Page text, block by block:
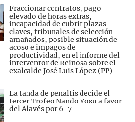
Fraccionar contratos, pago
elevado de horas extras,
incapacidad de cubrir plazas
claves, tribunales de selección
amañados, posible situación de
acoso e impagos de
productividad, en el informe del
interventor de Reinosa sobre el
exalcalde José Luis López (PP)
La tanda de penaltis decide el
tercer Trofeo Nando Yosu a favor
del Alavés por 6-7